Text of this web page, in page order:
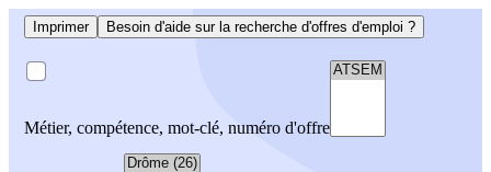
Imprimer Besoin d'aide sur la recherche d'offres d'emploi ?
Métier, compétence, mot-clé, numéro d'offre